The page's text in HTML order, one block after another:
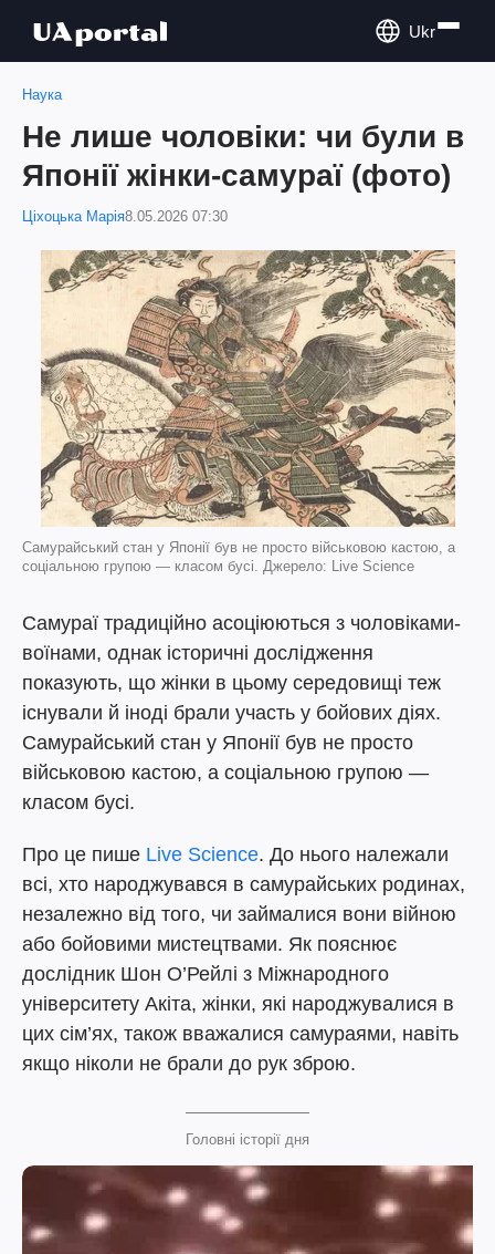
Ukr
Наука
Не лише чоловіки: чи були в
Японії жінки-самураї (фото)
Ціхоцька Марія8.05.2026 07:30
Самурайський стан у Японії був не просто військовою кастою, а
соціальною групою — класом бусі. Джерело: Live Science
Самураї традиційно асоціюються з чоловіками-
воїнами, однак історичні дослідження
показують, що жінки в цьому середовищі теж
існували й іноді брали участь у бойових діях.
Самурайський стан у Японії був не просто
військовою кастою, а соціальною групою —
класом бусі.
Про це пише Live Science. До нього належали
всі, хто народжувався в самурайських родинах,
незалежно від того, чи займалися вони війною
або бойовими мистецтвами. Як пояснює
дослідник Шон О’Рейлі з Міжнародного
університету Акіта, жінки, які народжувалися в
цих сім’ях, також вважалися самураями, навіть
якщо ніколи не брали до рук зброю.
Головні історії дня